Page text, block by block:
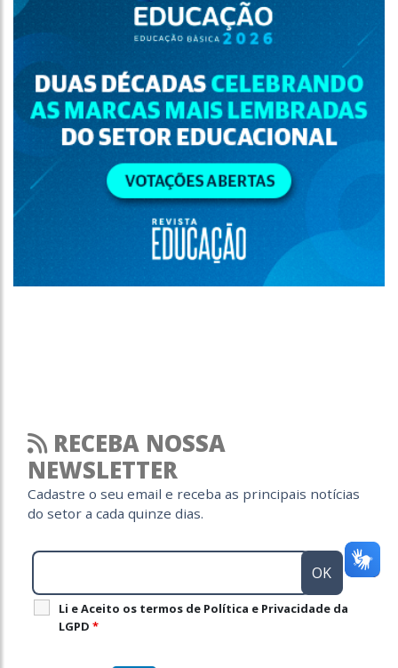
RECEBA NOSSA
NEWSLETTER
Cadastre o seu email e receba as principais notícias
do setor a cada quinze dias.
Li e Aceito os termos de Política e Privacidade da
LGPD *